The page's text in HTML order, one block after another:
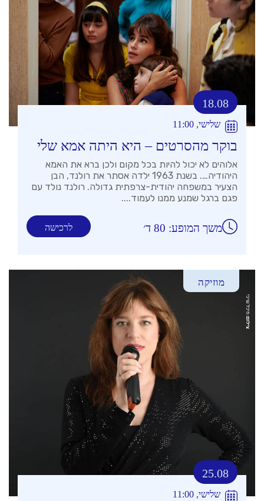
18.08
שלישי, 11:00
בוקר מהסרטים – היא היתה אמא שלי
אלוהים לא יכול להיות בכל מקום ולכן ברא את האמא
היהודיה…. בשנת 1963 ילדה אסתר את רולנד, הבן
הצעיר במשפחה יהודית-צרפתית גדולה. רולנד נולד עם
פגם ברגל שמנע ממנו לעמוד....
לרכישה משך המופע: 80 ד׳
מוזיקה
25.08
שלישי, 11:00